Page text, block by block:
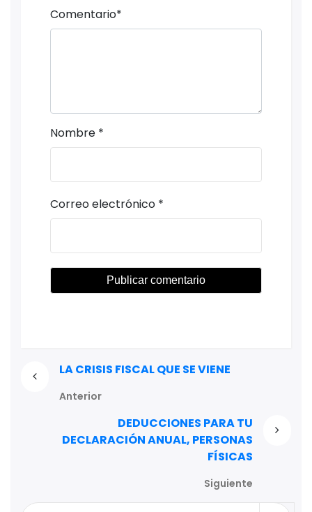
Comentario*
Nombre *
Correo electrónico *
LA CRISIS FISCAL QUE SE VIENE
Anterior
DEDUCCIONES PARA TU
DECLARACIÓN ANUAL, PERSONAS
FÍSICAS
Siguiente